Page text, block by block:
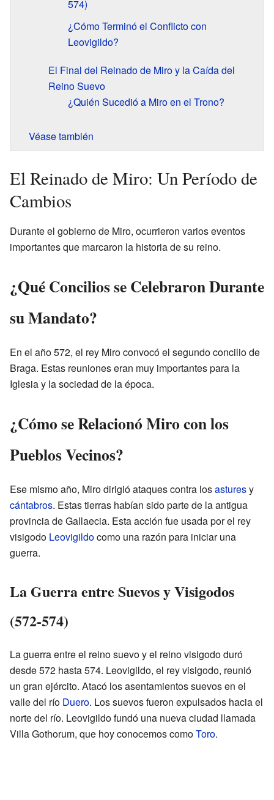
574)
¿Cómo Terminó el Conflicto con
Leovigildo?
El Final del Reinado de Miro y la Caída del
Reino Suevo
¿Quién Sucedió a Miro en el Trono?
Véase también
El Reinado de Miro: Un Período de
Cambios
Durante el gobierno de Miro, ocurrieron varios eventos
importantes que marcaron la historia de su reino.
¿Qué Concilios se Celebraron Durante
su Mandato?
En el año 572, el rey Miro convocó el segundo concilio de
Braga. Estas reuniones eran muy importantes para la
Iglesia y la sociedad de la época.
¿Cómo se Relacionó Miro con los
Pueblos Vecinos?
Ese mismo año, Miro dirigió ataques contra losasturesy
cántabros. Estas tierras habían sido parte de la antigua
provincia de Gallaecia. Esta acción fue usada por el rey
visigodo Leovigildocomo una razón para iniciar una
guerra.
La Guerra entre Suevos y Visigodos
(572-574)
La guerra entre el reino suevo y el reino visigodo duró
desde 572 hasta 574. Leovigildo, el rey visigodo, reunió
un gran ejército. Atacó los asentamientos suevos en el
valle del río Duero. Los suevos fueron expulsados hacia el
norte del río. Leovigildo fundó una nueva ciudad llamada
Villa Gothorum, que hoy conocemos comoToro.